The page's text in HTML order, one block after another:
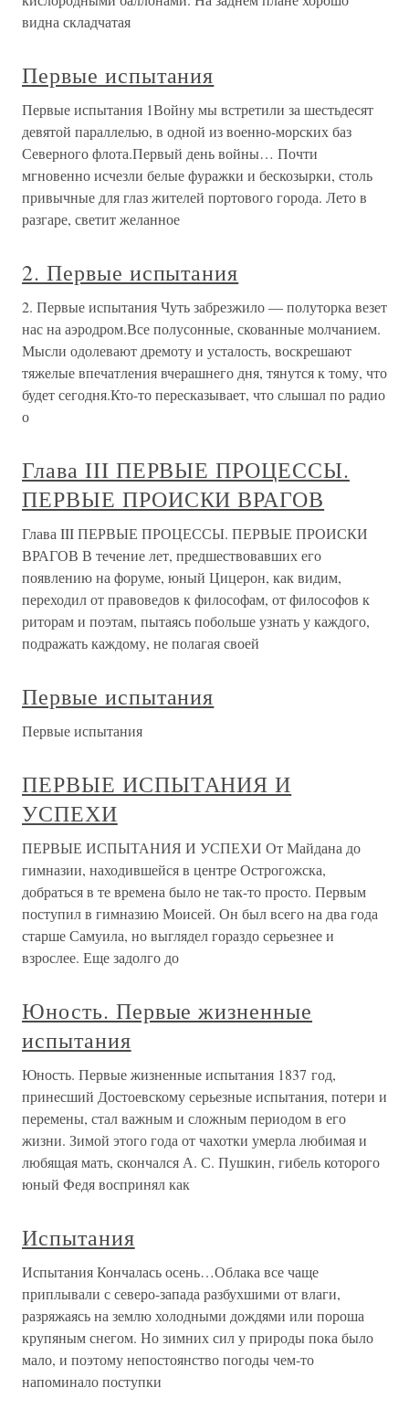
видна складчатая
Первые испытания
Первые испытания 1Войну мы встретили за шестьдесят
девятой параллелью, в одной из военно-морских баз
Северного флота.Первый день войны… Почти
мгновенно исчезли белые фуражки и бескозырки, столь
привычные для глаз жителей портового города. Лето в
разгаре, светит желанное
2. Первые испытания
2. Первые испытания Чуть забрезжило — полуторка везет
нас на аэродром.Все полусонные, скованные молчанием.
Мысли одолевают дремоту и усталость, воскрешают
тяжелые впечатления вчерашнего дня, тянутся к тому, что
будет сегодня.Кто-то пересказывает, что слышал по радио
о
Глава III ПЕРВЫЕ ПРОЦЕССЫ.
ПЕРВЫЕ ПРОИСКИ ВРАГОВ
Глава III ПЕРВЫЕ ПРОЦЕССЫ. ПЕРВЫЕ ПРОИСКИ
ВРАГОВ В течение лет, предшествовавших его
появлению на форуме, юный Цицерон, как видим,
переходил от правоведов к философам, от философов к
риторам и поэтам, пытаясь побольше узнать у каждого,
подражать каждому, не полагая своей
Первые испытания
Первые испытания
ПЕРВЫЕ ИСПЫТАНИЯ И
УСПЕХИ
ПЕРВЫЕ ИСПЫТАНИЯ И УСПЕХИ От Майдана до
гимназии, находившейся в центре Острогожска,
добраться в те времена было не так-то просто. Первым
поступил в гимназию Моисей. Он был всего на два года
старше Самуила, но выглядел гораздо серьезнее и
взрослее. Еще задолго до
Юность. Первые жизненные
испытания
Юность. Первые жизненные испытания 1837 год,
принесший Достоевскому серьезные испытания, потери и
перемены, стал важным и сложным периодом в его
жизни. Зимой этого года от чахотки умерла любимая и
любящая мать, скончался А. С. Пушкин, гибель которого
юный Федя воспринял как
Испытания
Испытания Кончалась осень…Облака все чаще
приплывали с северо-запада разбухшими от влаги,
разряжаясь на землю холодными дождями или пороша
крупяным снегом. Но зимних сил у природы пока было
мало, и поэтому непостоянство погоды чем-то
напоминало поступки